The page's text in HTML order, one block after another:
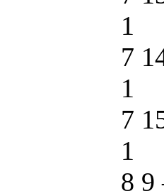
1
7
1
7
1
8 9